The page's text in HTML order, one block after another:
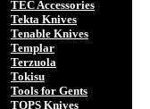
TEC Accessories
Tekta Knives
Tenable Knives
Templar
Terzuola
Tokisu
Tools for Gents
TOPS Knives